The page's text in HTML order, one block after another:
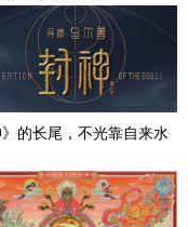
》的长尾，不光靠自来水